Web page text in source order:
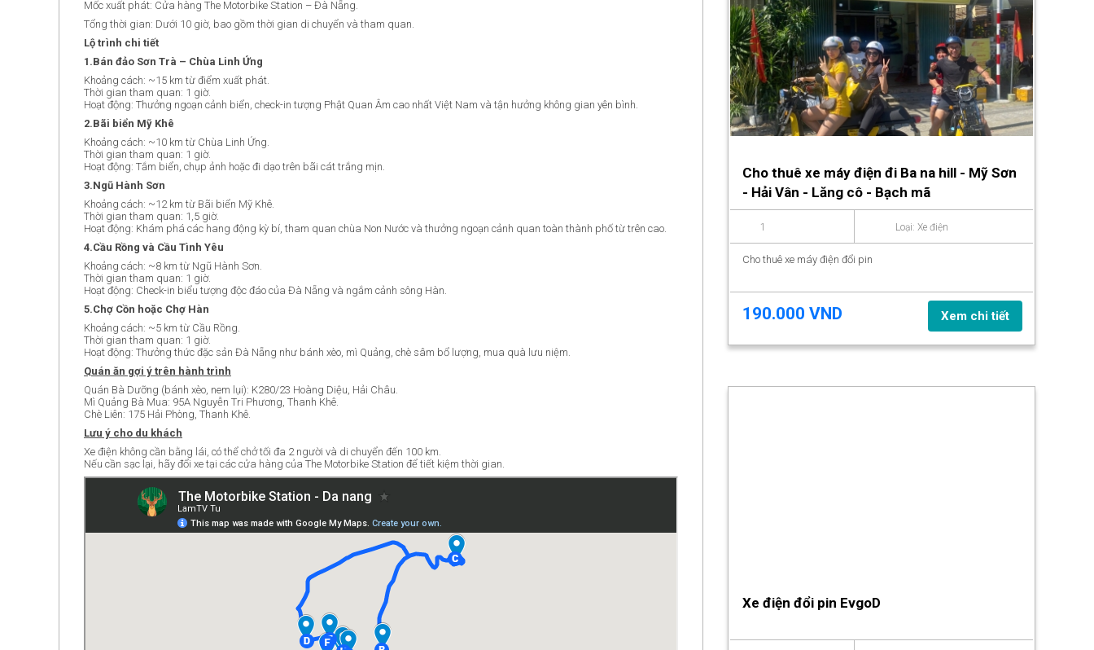
Mốc xuất phát: Cửa hàng The Motorbike Station – Đà Nẵng.
Tổng thời gian: Dưới 10 giờ, bao gồm thời gian di chuyển và tham quan.
Lộ trình chi tiết
1.Bán đảo Sơn Trà – Chùa Linh Ứng
Khoảng cách: ~15 km từ điểm xuất phát.
Thời gian tham quan: 1 giờ.
Hoạt động: Thưởng ngoạn cảnh biển, check-in tượng Phật Quan Âm cao nhất Việt Nam và tận hưởng không gian yên bình.
2.Bãi biển Mỹ Khê
Khoảng cách: ~10 km từ Chùa Linh Ứng.
Thời gian tham quan: 1 giờ.
Hoạt động: Tắm biển, chụp ảnh hoặc đi dạo trên bãi cát trắng mịn.
3.Ngũ Hành Sơn
Khoảng cách: ~12 km từ Bãi biển Mỹ Khê.
Thời gian tham quan: 1,5 giờ.
Hoạt động: Khám phá các hang động kỳ bí, tham quan chùa Non Nước và thưởng ngoạn cảnh quan toàn thành phố từ trên cao.
4.Cầu Rồng và Cầu Tình Yêu
Khoảng cách: ~8 km từ Ngũ Hành Sơn.
Thời gian tham quan: 1 giờ.
Hoạt động: Check-in biểu tượng độc đáo của Đà Nẵng và ngắm cảnh sông Hàn.
5.Chợ Cồn hoặc Chợ Hàn
Khoảng cách: ~5 km từ Cầu Rồng.
Thời gian tham quan: 1 giờ.
Hoạt động: Thưởng thức đặc sản Đà Nẵng như bánh xèo, mì Quảng, chè sâm bổ lượng, mua quà lưu niệm.
Quán ăn gợi ý trên hành trình
Quán Bà Dưỡng (bánh xèo, nem lụi): K280/23 Hoàng Diệu, Hải Châu.
Mì Quảng Bà Mua: 95A Nguyễn Tri Phương, Thanh Khê.
Chè Liên: 175 Hải Phòng, Thanh Khê.
Lưu ý cho du khách
Xe điện không cần bằng lái, có thể chở tối đa 2 người và di chuyển đến 100 km.
Nếu cần sạc lại, hãy đổi xe tại các cửa hàng của The Motorbike Station để tiết kiệm thời gian.
Cho thuê xe máy điện đi Ba na hill - Mỹ Sơn
- Hải Vân - Lăng cô - Bạch mã
1 Loại: Xe điện
Cho thuê xe máy điện đổi pin
190.000 VND Xem chi tiết
Xe điện đổi pin EvgoD